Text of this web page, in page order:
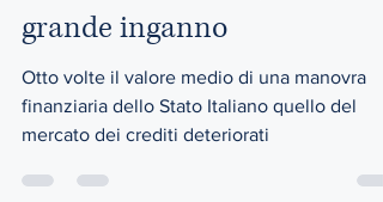
L&C Magazine
18 set 2020
Tempo di lettura: 5 min
Le Società Veicolo| SPV |Il
grande inganno
Otto volte il valore medio di una manovra